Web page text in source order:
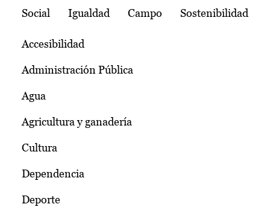
Social Igualdad Campo Sostenibilidad
Accesibilidad
Administración Pública
Agua
Agricultura y ganadería
Cultura
Dependencia
Deporte